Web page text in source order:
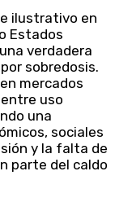
ilustrativo en
Estados
verdadera
sobredosis.
mercados
uso
una
sociales
y la falta de
parte del caldo